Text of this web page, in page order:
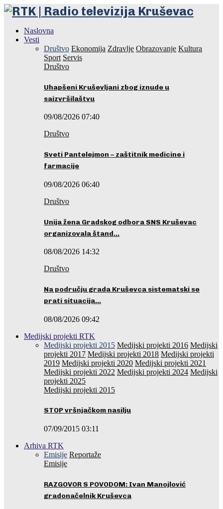
Naslovna
Vesti
Društvo Ekonomija Zdravlje Obrazovanje Kultura
Sport Servis
Društvo
Uhapšeni Kruševljani zbog iznude u
saizvršilaštvu
09/08/2026 07:40
Društvo
Sveti Pantelejmon – zaštitnik medicine i
farmacije
09/08/2026 06:40
Društvo
Unija žena Gradskog odbora SNS Kruševac
organizovala štand…
08/08/2026 14:32
Društvo
Na području grada Kruševca sistematski se
prati situacija…
08/08/2026 09:42
Medijski projekti RTK
Medijski projekti 2015 Medijski projekti 2016 Medijski
projekti 2017 Medijski projekti 2018 Medijski projekti
2019 Medijski projekti 2020 Medijski projekti 2021
Medijski projekti 2022 Medijski projekti 2024 Medijski
projekti 2025
Medijski projekti 2015
STOP vršnjačkom nasilju
07/09/2015 03:11
Arhiva RTK
Emisije Reportaže
Emisije
RAZGOVOR S POVODOM: Ivan Manojlović
gradonačelnik Kruševca